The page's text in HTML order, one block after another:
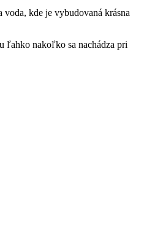
kde je vybudovaná krásna
ľahko nakoľko sa nachádza pri